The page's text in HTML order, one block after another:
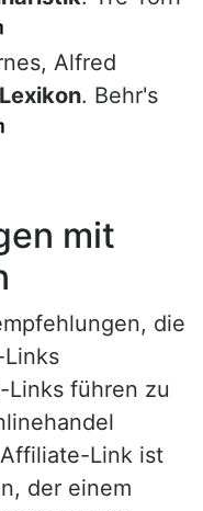
Alfred
. Behr's
mit
die
führen zu
Link ist
der einem